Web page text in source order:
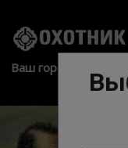
Ваш город: